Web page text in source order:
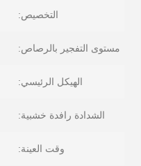
التخصيص:
مستوى التفجير بالرصاص:
الهيكل الرئيسي:
الشدادة رافدة خشبية:
وقت العينة: